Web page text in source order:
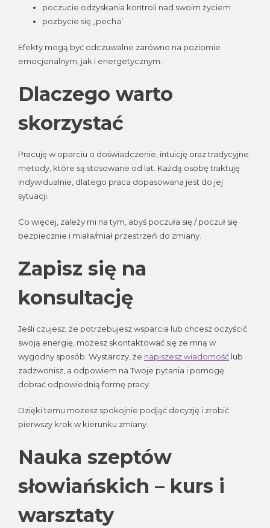
poczucie odzyskania kontroli nad swoim życiem
pozbycie się „pecha’
Efekty mogą być odczuwalne zarówno na poziomie
emocjonalnym, jak i energetycznym.
Dlaczego warto
skorzystać
Pracuję w oparciu o doświadczenie, intuicję oraz tradycyjne
metody, które są stosowane od lat. Każdą osobę traktuję
indywidualnie, dlatego praca dopasowana jest do jej
sytuacji.
Co więcej, zależy mi na tym, abyś poczuła się / poczuł się
bezpiecznie i miała/miał przestrzeń do zmiany.
Zapisz się na
konsultację
Jeśli czujesz, że potrzebujesz wsparcia lub chcesz oczyścić
swoją energię, możesz skontaktować się ze mną w
wygodny sposób. Wystarczy, że napiszesz wiadomość lub
zadzwonisz, a odpowiem na Twoje pytania i pomogę
dobrać odpowiednią formę pracy.
Dzięki temu możesz spokojnie podjąć decyzję i zrobić
pierwszy krok w kierunku zmiany.
Nauka szeptów
słowiańskich – kurs i
warsztaty